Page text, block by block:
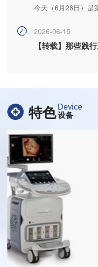
2026-06-15
【转载】那些践
特色 Device
设备